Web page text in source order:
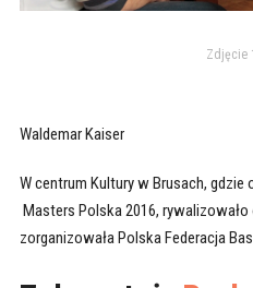
Zdjęcie
Waldemar Kaiser
W centrum Kultury w Brusach, gdzie
Masters Polska 2016, rywalizowało
zorganizowała Polska Federacja